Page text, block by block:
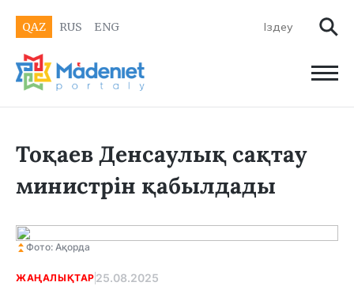
QAZ RUS ENG
Тоқаев Денсаулық сақтау
министрін қабылдады
Фото: Ақорда
ЖАҢАЛЫҚТАР 25.08.2025